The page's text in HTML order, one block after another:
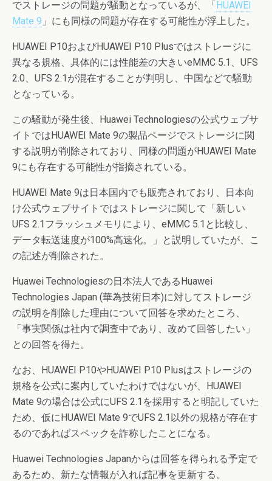
でストレージの問題が騒動となっているが、「HUAWEI
Mate 9 」にも同様の問題が存在する可能性が浮上した。
HUAWEI P10およびHUAWEI P10 Plusではストレージに
異なる規格、具体的には性能差の大きいeMMC 5.1、UFS
2.0、UFS 2.1が混在することが判明し、中国などで騒動
となっている。
この騒動が発生後、Huawei Technologiesの公式ウェブサ
イトではHUAWEI Mate 9の製品ページでストレージに関
する説明が削除されており、同様の問題がHUAWEI Mate
9にも存在する可能性が指摘されている。
HUAWEI Mate 9は日本国内でも販売されており、日本向
け公式ウェブサイトではストレージに関して「新しい
UFS 2.1フラッシュメモリにより、eMMC 5.1と比較し、
データ転送速度が100%高速化。」と説明していたが、こ
の記述が削除された。
Huawei Technologiesの日本法人であるHuawei
Technologies Japan (華為技術日本)に対してストレージ
の説明を削除した理由について回答を求めたところ、
「事実関係は社内で調査中であり、改めて回答したい」
との回答を得た。
なお、HUAWEI P10やHUAWEI P10 Plusはストレージの
規格を公式に案内していたわけではないが、HUAWEI
Mate 9の場合は公式にUFS 2.1を採用すると明記していた
ため、仮にHUAWEI Mate 9でUFS 2.1以外の規格が存在す
るのであればスペックを詐称したことになる。
Huawei Technologies Japanからは回答を得られる予定で
あるため、新たな情報が入れば記事を更新する。